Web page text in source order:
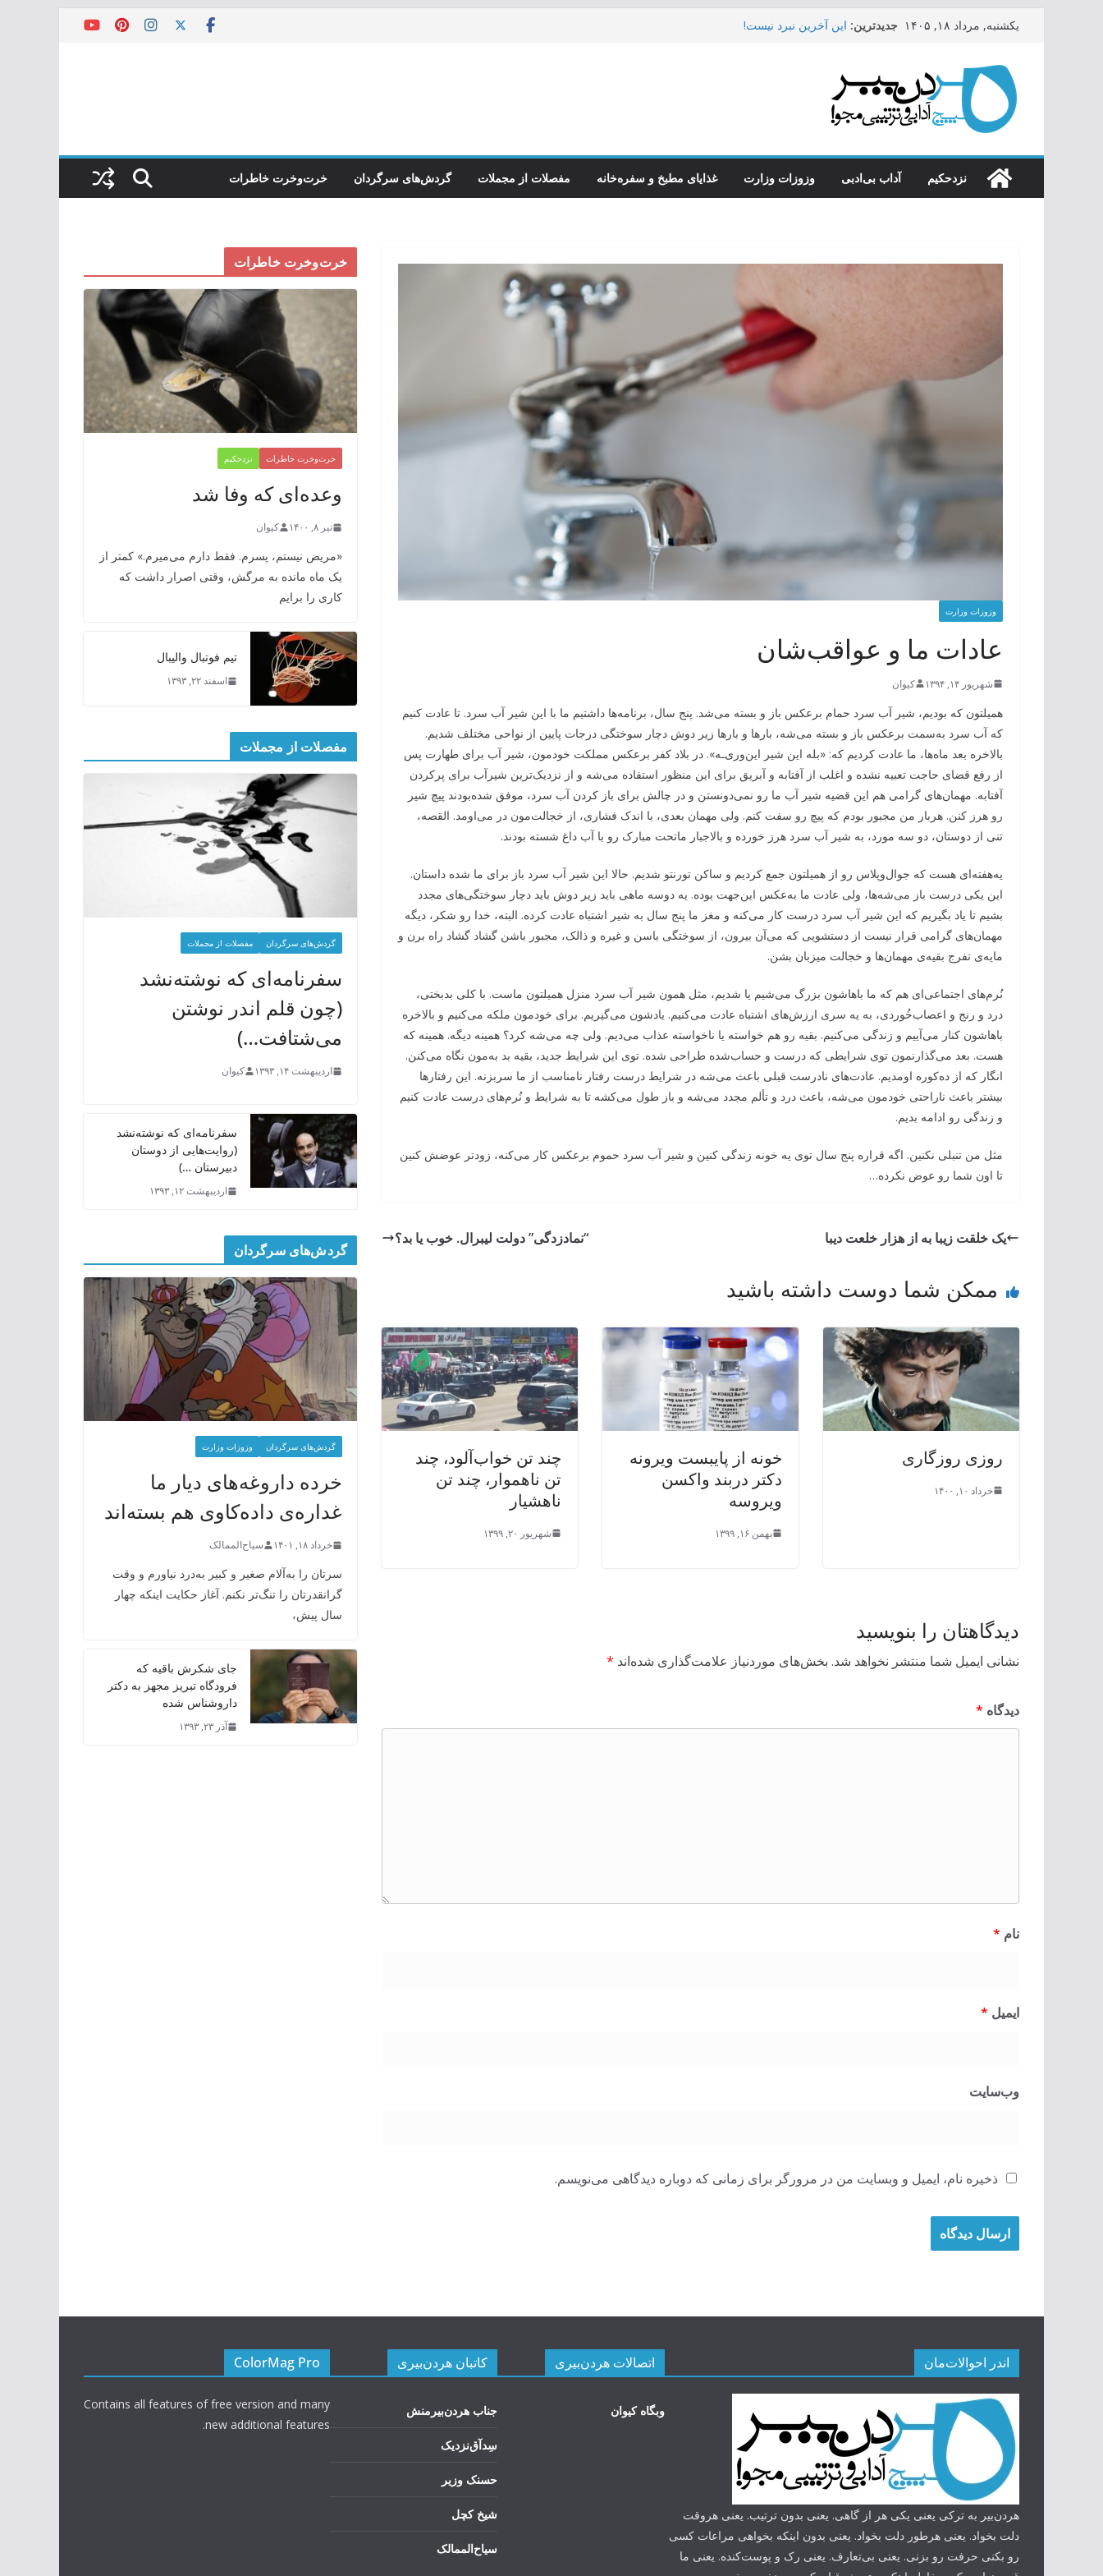
content
یکشنبه, مرداد ۱۸, ۱۴۰۵ جدیدترین: من و کتاب مستطاب
این آخرین نبرد نیست!
خرده داروغه‌های دیار ما غداره‌ی داده‌کاوی هم بسته‌اند
نزدحکیم آداب بی‌ادبی وزوزات وزارت غذایای مطبخ و سفره‌خانه مفصلات از مجملات گردش‌های سرگردان خرت‌وخرت خاطرات
وزوزات وزارت
عادات ما و عواقب‌شان
شهریور ۱۴, ۱۳۹۴ کیوان
همیلتون که بودیم، شیر آب سرد حمام برعکس باز و بسته می‌شد. پنج سال، برنامه‌ها داشتیم ما با این شیر آب سرد. تا عادت کنیم
که آب سرد به‌سمت برعکس باز و بسته می‌شه، بارها و بارها زیر دوش دچار سوختگی درجات پایین از نواحی مختلف شدیم.
بالاخره بعد ماه‌ها، ما عادت کردیم که: «بله این شیر این‌وری‌ـه». در بلاد کفر برعکس مملکت خودمون، شیر آب برای طهارت پس
از رفع قضای حاجت تعبیه نشده و اغلب از آفتابه و آبریق برای این منظور استفاده می‌شه و از نزدیک‌ترین شیرآب برای پرکردن
آفتابه. مهمان‌های گرامی هم این قضیه شیر آب ما رو نمی‌دونستن و در چالش برای باز کردن آب سرد، موفق شده‌بودند پیچ شیر
رو هرز کنن. هربار من مجبور بودم که پیچ رو سفت کنم. ولی مهمان بعدی، با اندک فشاری، از خجالت‌مون در می‌اومد. القصه،
تنی از دوستان، دو سه مورد، به شیر آب سرد هرز خورده و بالاجبار ماتحت مبارک رو با آب داغ شسته بودند.
یه‌هفته‌ای هست که جوال‌وپلاس رو از همیلتون جمع کردیم و ساکن تورنتو شدیم. حالا این شیر آب سرد باز برای ما شده داستان.
این یکی درست باز می‌شه‌ها، ولی عادت ما به‌عکس این‌جهت بوده. یه دوسه ماهی باید زیر دوش باید دچار سوختگی‌های مجدد
بشیم تا یاد بگیریم که این شیر آب سرد درست کار می‌کنه و مغز ما پنج سال به شیر اشتباه عادت کرده. البته، خدا رو شکر، دیگه
مهمان‌های گرامی قرار نیست از دستشویی که می‌آن بیرون، از سوختگی باسن و غیره و ذالک، مجبور باشن گشاد گشاد راه برن و
مایه‌ی تفرج بقیه‌ی مهمان‌ها و خجالت میزبان بشن.
نُرم‌های اجتماعی‌ای هم که ما با‌هاشون بزرگ می‌شیم یا شدیم، مثل همون شیر آب سرد منزل همیلتون ماست. با کلی بدبختی،
درد و رنج و اعصاب‌خُوردی، به یه سری ارزش‌های اشتباه عادت می‌کنیم. یادشون می‌گیریم. برای خودمون ملکه می‌کنیم و بالاخره
باهاشون کنار می‌آییم و زندگی می‌کنیم. بقیه رو هم خواسته یا ناخواسته عذاب می‌دیم. ولی چه می‌شه کرد؟ همینه دیگه. همینه که
هست. بعد می‌گذارنمون توی شرایطی که درست و حساب‌شده طراحی شده. توی این شرایط جدید، بقیه بد به‌مون نگاه می‌کنن.
انگار که از ده‌کوره اومدیم. عادت‌های نادرست قبلی باعث می‌شه در شرایط درست رفتار نامناسب از ما سربزنه. این رفتارها
بیشتر باعث ناراحتی خودمون می‌شه، باعث درد و تألم مجدد می‌شه و باز طول می‌کشه تا به شرایط و نُرم‌های درست عادت کنیم
و زندگی رو ادامه بدیم.
مثل من تنبلی نکنین. اگه قراره پنج سال توی یه خونه زندگی کنین و شیر آب سرد حموم برعکس کار می‌کنه، زودتر عوضش کنین
تا اون شما رو عوض نکرده…
یک خلقت زیبا به از هزار خلعت دیبا “نمادزدگی” دولت لیبرال. خوب یا بد؟
ممکن شما دوست داشته باشید
‌روزی روزگاری
خرداد ۱۰, ۱۴۰۰
خونه از پایبست ویرونه
دکتر دربند واکسن
ویروسه
بهمن ۱۶, ۱۳۹۹
چند تن خواب‌آلود، چند
تن ناهموار، چند تن
ناهشیار
شهریور ۲۰, ۱۳۹۹
دیدگاهتان را بنویسید
نشانی ایمیل شما منتشر نخواهد شد. بخش‌های موردنیاز علامت‌گذاری شده‌اند *
دیدگاه *
نام *
ایمیل *
وب‌سایت
ذخیره نام، ایمیل و وبسایت من در مرورگر برای زمانی که دوباره دیدگاهی می‌نویسم.
خرت‌وخرت خاطرات
خرت‌وخرت خاطرات نزدحکیم
‌وعده‌ای که وفا شد
تیر ۸, ۱۴۰۰ کیوان
«مریض نیستم، پسرم. فقط دارم می‌میرم.» کمتر از
یک ماه مانده به مرگش، وقتی اصرار داشت که
کاری را برایم
تیم فوتبال والیبال
اسفند ۲۲, ۱۳۹۳
مفصلات از مجملات
گردش‌های سرگردان مفصلات از مجملات
سفرنامه‌ای که نوشته‌نشد
(چون قلم اندر نوشتن
می‌شتافت…)
اردیبهشت ۱۴, ۱۳۹۳ کیوان
سفرنامه‌ای که نوشته‌نشد
(روایت‌هایی از دوستان
دبیرستان …)
اردیبهشت ۱۲, ۱۳۹۳
گردش‌های سرگردان
گردش‌های سرگردان وزوزات وزارت
خرده داروغه‌های دیار ما
غداره‌ی داده‌کاوی هم بسته‌اند
خرداد ۱۸, ۱۴۰۱ سیاح‌الممالک
سرتان را به‌آلام صغیر و کبیر به‌درد نیاورم و وقت
گرانقدرتان را تنگ‌تر نکنم. آغاز حکایت اینکه چهار
سال پیش،
جای شکرش باقیه که
فرودگاه تبریز مجهز به دکتر
داروشناس شده
آذر ۲۳, ۱۳۹۳
اندر احوالات‌مان
هردن‌بیر به ترکی یعنی یکی هر از گاهی. یعنی بدون ترتیب. یعنی هروقت
دلت بخواد. یعنی هرطور دلت بخواد. یعنی بدون اینکه بخواهی مراعات کسی
رو بکنی حرفت رو بزنی. یعنی بی‌تعارف. یعنی رک و پوست‌کنده. یعنی ما
اتصالات هردن‌بیری
وبگاه کیوان
کاتبان هردن‌بیری
جناب هردن‌بیرمنش
سِد‌آق‌نزدیک
حسنک وزیر
شیخ کچل
سیاح‌الممالک
ColorMag Pro
Contains all features of free version and many
new additional features.